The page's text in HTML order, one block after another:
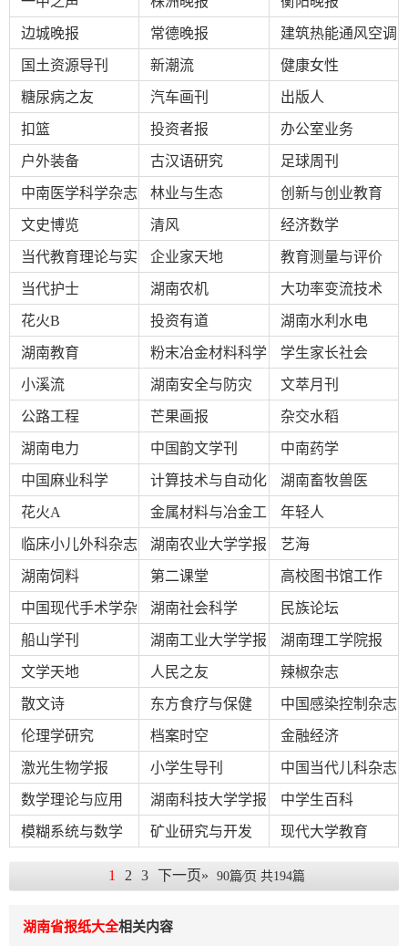
全
大
全
看
报
价
格
报
刊
报
刊
传
媒
们
式
诺
具
阅
边城晚报 常德晚报 建筑热能通风空调
国土资源导刊 新潮流 健康女性
糖尿病之友 汽车画刊 出版人
扣篮 投资者报 办公室业务
户外装备 古汉语研究 足球周刊
中南医学科学杂志 林业与生态 创新与创业教育
文史博览 清风 经济数学
当代教育理论与实
践
企业家天地 教育测量与评价
当代护士 湖南农机 大功率变流技术
花火B 投资有道 湖南水利水电
湖南教育 粉末冶金材料科学
与工程
学生家长社会
小溪流 湖南安全与防灾 文萃月刊
公路工程 芒果画报 杂交水稻
湖南电力 中国韵文学刊 中南药学
中国麻业科学 计算技术与自动化 湖南畜牧兽医
花火A 金属材料与冶金工
程
年轻人
临床小儿外科杂志 湖南农业大学学报 艺海
湖南饲料 第二课堂 高校图书馆工作
中国现代手术学杂
志
湖南社会科学 民族论坛
船山学刊 湖南工业大学学报 湖南理工学院报
文学天地 人民之友 辣椒杂志
散文诗 东方食疗与保健 中国感染控制杂志
伦理学研究 档案时空 金融经济
激光生物学报 小学生导刊 中国当代儿科杂志
数学理论与应用 湖南科技大学学报 中学生百科
模糊系统与数学 矿业研究与开发 现代大学教育
1 2 3 下一页» 90篇⁄页 共194篇
湖南省报纸大全相关内容